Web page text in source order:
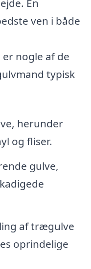
En
ven i både
nogle af de
typisk
herunder
og fliser.
gulve,
af trægulve
oprindelige